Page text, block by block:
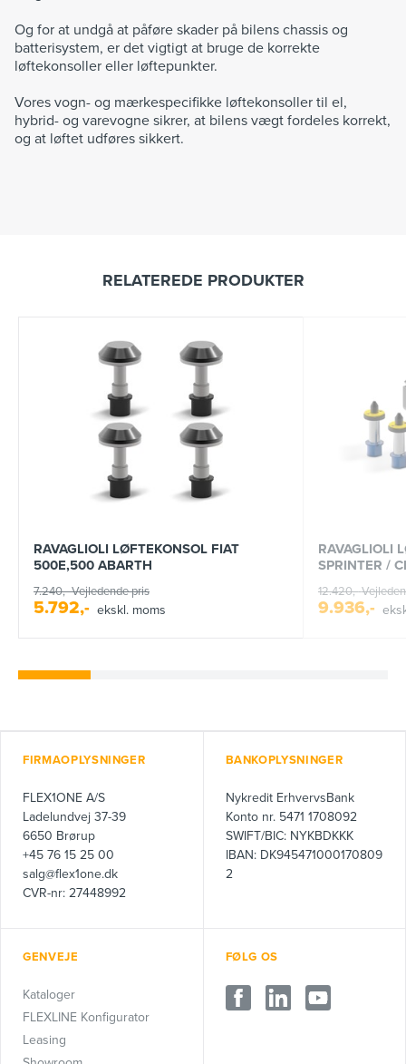
Og for at undgå at påføre skader på bilens chassis og
batterisystem, er det vigtigt at bruge de korrekte
løftekonsoller eller løftepunkter.
Vores vogn- og mærkespecifikke løftekonsoller til el,
hybrid- og varevogne sikrer, at bilens vægt fordeles korrekt,
og at løftet udføres sikkert.
RELATEREDE PRODUKTER
RAVAGLIOLI LØFTEKONSOL FIAT
500E,500 ABARTH
7.240,-Vejledende pris
5.792,- ekskl. moms
RAVAGLIOLI
SPRINTER /
12.420,-
9.936,-
FIRMAOPLYSNINGER
FLEX1ONE A/S
Ladelundvej 37-39
6650 Brørup
+45 76 15 25 00
salg@flex1one.dk
CVR-nr: 27448992
BANKOPLYSNINGER
Nykredit ErhvervsBank
Konto nr. 5471 1708092
SWIFT/BIC: NYKBDKKK
IBAN: DK945471000170809
2
GENVEJE
Kataloger
FLEXLINE Konfigurator
Leasing
FØLG OS